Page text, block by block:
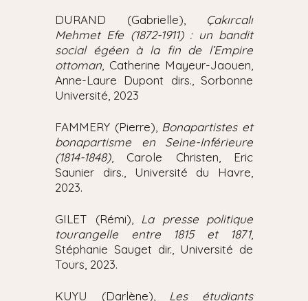
DURAND (Gabrielle), Çakırcalı
Mehmet Efe (1872-1911) : un bandit
social égéen à la fin de l’Empire
ottoman , Catherine Mayeur-Jaouen,
Anne-Laure Dupont dirs., Sorbonne
Université, 2023
FAMMERY (Pierre), Bonapartistes et
bonapartisme en Seine-Inférieure
(1814-1848) , Carole Christen, Eric
Saunier dirs., Université du Havre,
2023.
GILET (Rémi), La presse politique
tourangelle entre 1815 et 1871,
Stéphanie Sauget dir., Université de
Tours, 2023.
KUYU (Darlène), Les étudiants